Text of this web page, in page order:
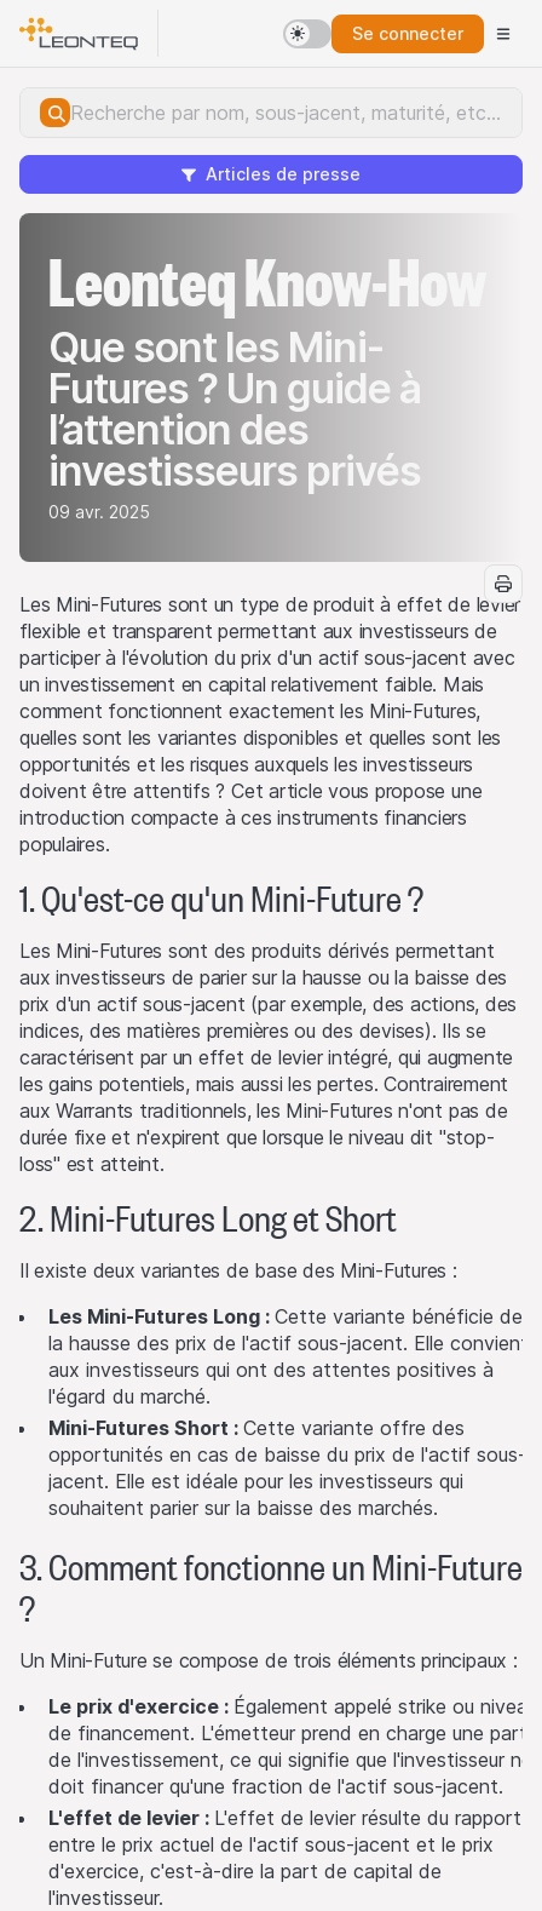
Se connecter
Articles de presse
Leonteq Know-How
Que sont les Mini-
Futures ? Un guide à
l’attention des
investisseurs privés
09 avr. 2025
Les Mini-Futures sont un type de produit à effet de levier
flexible et transparent permettant aux investisseurs de
participer à l'évolution du prix d'un actif sous-jacent avec
un investissement en capital relativement faible. Mais
comment fonctionnent exactement les Mini-Futures,
quelles sont les variantes disponibles et quelles sont les
opportunités et les risques auxquels les investisseurs
doivent être attentifs ? Cet article vous propose une
introduction compacte à ces instruments financiers
populaires.
1. Qu'est-ce qu'un Mini-Future ?
Les Mini-Futures sont des produits dérivés permettant
aux investisseurs de parier sur la hausse ou la baisse des
prix d'un actif sous-jacent (par exemple, des actions, des
indices, des matières premières ou des devises). Ils se
caractérisent par un effet de levier intégré, qui augmente
les gains potentiels, mais aussi les pertes. Contrairement
aux Warrants traditionnels, les Mini-Futures n'ont pas de
durée fixe et n'expirent que lorsque le niveau dit "stop-
loss" est atteint.
2. Mini-Futures Long et Short
Il existe deux variantes de base des Mini-Futures :
Les Mini-Futures Long : Cette variante bénéficie de
la hausse des prix de l'actif sous-jacent. Elle convient
aux investisseurs qui ont des attentes positives à
l'égard du marché.
Mini-Futures Short : Cette variante offre des
opportunités en cas de baisse du prix de l'actif sous-
jacent. Elle est idéale pour les investisseurs qui
souhaitent parier sur la baisse des marchés.
3. Comment fonctionne un Mini-Future
?
Un Mini-Future se compose de trois éléments principaux :
Le prix d'exercice : Également appelé strike ou niveau
de financement. L'émetteur prend en charge une partie
de l'investissement, ce qui signifie que l'investisseur ne
doit financer qu'une fraction de l'actif sous-jacent.
L'effet de levier : L'effet de levier résulte du rapport
entre le prix actuel de l'actif sous-jacent et le prix
d'exercice, c'est-à-dire la part de capital de
l'investisseur.